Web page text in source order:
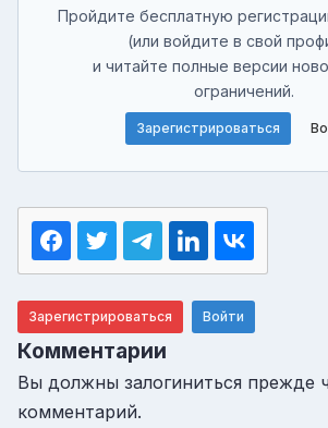
Пройдите бесплатную
(или войдите в свой
и читайте полные версии
ограничений.
Зарегистрироваться
Зарегистрироваться Войти
Комментарии
Вы должны залогиниться прежде
комментарий.